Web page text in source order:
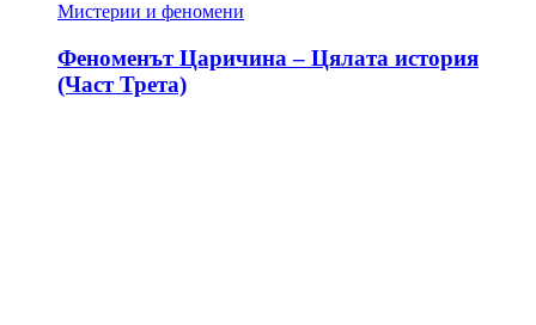
Мистерии и феномени
Феноменът Царичина – Цялата история
(Част Трета)